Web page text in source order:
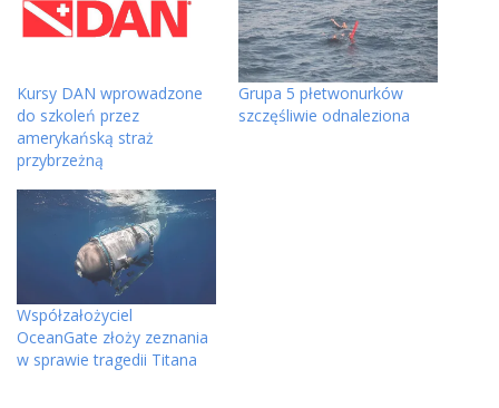
Kursy DAN wprowadzone
do szkoleń przez
amerykańską straż
przybrzeżną
Grupa 5 płetwonurków
szczęśliwie odnaleziona
Współzałożyciel
OceanGate złoży zeznania
w sprawie tragedii Titana